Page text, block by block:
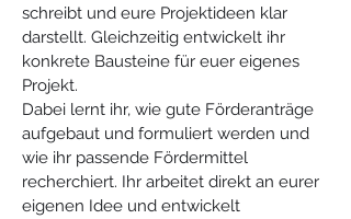
schreibt und eure Projektideen klar
darstellt. Gleichzeitig entwickelt ihr
konkrete Bausteine für euer eigenes
Projekt.
Dabei lernt ihr, wie gute Förderanträge
aufgebaut und formuliert werden und
wie ihr passende Fördermittel
recherchiert. Ihr arbeitet direkt an eurer
eigenen Idee und entwickelt